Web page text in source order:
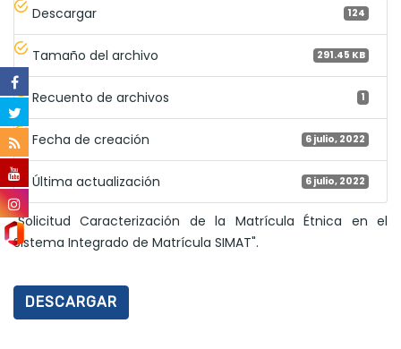
Descargar 124
Tamaño del archivo 291.45 KB
Recuento de archivos 1
Fecha de creación 6 julio, 2022
Última actualización 6 julio, 2022
"Solicitud Caracterización de la Matrícula Étnica en el
Sistema Integrado de Matrícula SIMAT".
DESCARGAR